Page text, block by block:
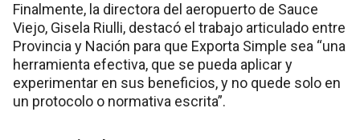
Finalmente, la directora del aeropuerto de Sauce
Viejo, Gisela Riulli, destacó el trabajo articulado entre
Provincia y Nación para que Exporta Simple sea “una
herramienta efectiva, que se pueda aplicar y
experimentar en sus beneficios, y no quede solo en
un protocolo o normativa escrita”.